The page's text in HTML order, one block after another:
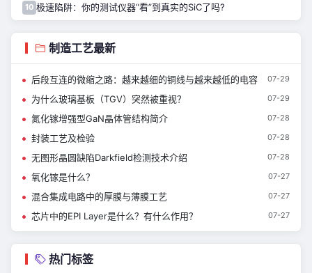
10 极速陷阱：你的测试仪器“看”到真实的SiC了吗?
制造工艺最新
后段互连的微缩之路：越来越细的铜线与越来越低的电容 07-29
为什么玻璃基板（TGV）突然被重视？ 07-29
氮化镓增强型GaN晶体管结构简介 07-28
封装工艺及检验 07-28
无图形晶圆缺陷Darkfield检测技术介绍 07-28
氧化镓是什么？ 07-27
混合集成电路中的厚膜与薄膜工艺 07-27
芯片中的EPI Layer是什么？有什么作用？ 07-27
热门标签